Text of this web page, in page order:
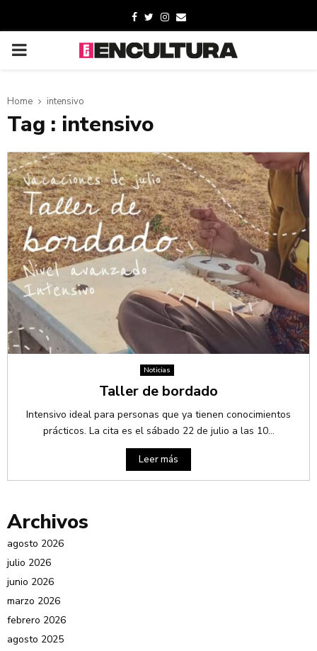
Home intensivo
Tag : intensivo
Noticias
Taller de bordado
Intensivo ideal para personas que ya tienen conocimientos
prácticos. La cita es el sábado 22 de julio a las 10...
Leer más
Archivos
agosto 2026
julio 2026
junio 2026
marzo 2026
febrero 2026
agosto 2025